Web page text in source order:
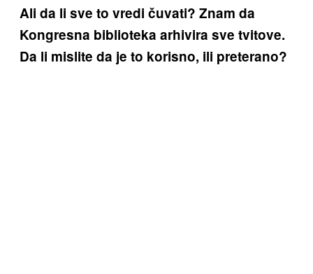
Ali da li sve to vredi čuvati? Znam da
Kongresna biblioteka arhivira sve tvitove.
Da li mislite da je to korisno, ili preterano?